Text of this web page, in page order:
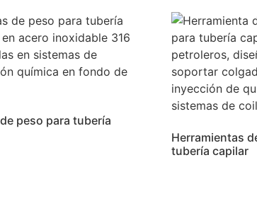
peso para tubería
Herramientas
tubería capilar